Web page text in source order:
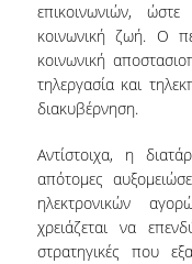
ΜΗΤΡΩΟ
ΟΔΗΓΟΣ
επικοινωνιών,
κοινωνική ζωή. Ο
κοινωνική
τηλεργασία και
διακυβέρνηση.
Αντίστοιχα, η
απότομες
ηλεκτρονικών
χρειάζεται να
στρατηγικές που